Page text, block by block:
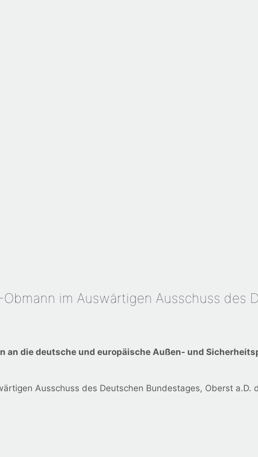
im Auswärtigen Ausschuss des
an die deutsche und europäische Außen- und
Ausschuss des Deutschen Bundestages, Oberst a.D.